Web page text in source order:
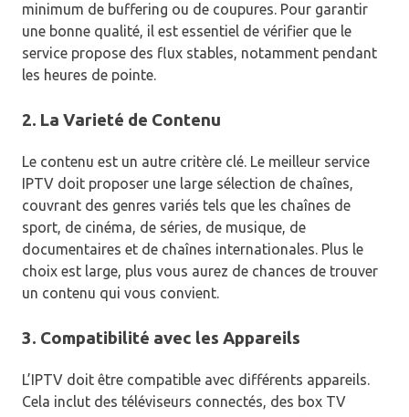
minimum de buffering ou de coupures. Pour garantir
une bonne qualité, il est essentiel de vérifier que le
service propose des flux stables, notamment pendant
les heures de pointe.
2. La Varieté de Contenu
Le contenu est un autre critère clé. Le meilleur service
IPTV doit proposer une large sélection de chaînes,
couvrant des genres variés tels que les chaînes de
sport, de cinéma, de séries, de musique, de
documentaires et de chaînes internationales. Plus le
choix est large, plus vous aurez de chances de trouver
un contenu qui vous convient.
3. Compatibilité avec les Appareils
L’IPTV doit être compatible avec différents appareils.
Cela inclut des téléviseurs connectés, des box TV